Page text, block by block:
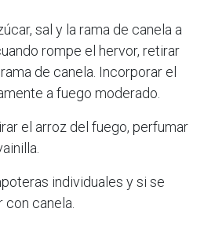
sal y la rama de canela a
rompe el hervor, retirar
de canela. Incorporar el
a fuego moderado.
el arroz del fuego, perfumar
individuales y si se
canela.